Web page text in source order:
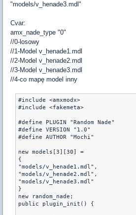
"models/v_henade3.mdl"
Cvar:
amx_nade_type "0"
//0-losowy
//1-Model v_henade1.mdl
//2-Model v_henade2.mdl
//3-Model v_henade3.mdl
//4-co mapę model inny
#include <amxmodx>
#include <fakemeta>
#define PLUGIN "Random Nade"
#define VERSION "1.0"
#define AUTHOR "Mochi"
new models[3][30] =
{
"models/v_henade1.mdl",
"models/v_henade2.mdl",
"models/v_henade3.mdl"
}
new random_nade;
public plugin_init() {